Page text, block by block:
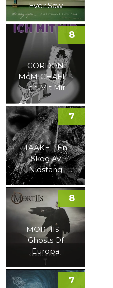
Ever Saw
GORDON
McMICHAEL –
Ich Mit Mir
8
TAAKE – En
Skog Av
Nidstang
7
MORTIIS –
Ghosts Of
Europa
8
7